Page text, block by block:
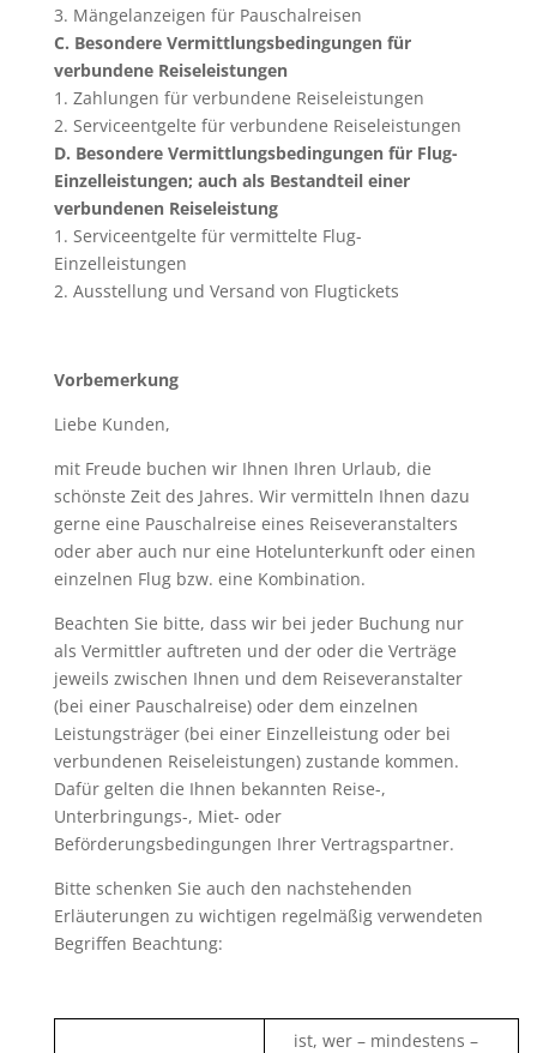
3. Mängelanzeigen für Pauschalreisen
C. Besondere Vermittlungsbedingungen für
verbundene Reiseleistungen
1. Zahlungen für verbundene Reiseleistungen
2. Serviceentgelte für verbundene Reiseleistungen
D. Besondere Vermittlungsbedingungen für Flug-
Einzelleistungen; auch als Bestandteil einer
verbundenen Reiseleistung
1. Serviceentgelte für vermittelte Flug-
Einzelleistungen
2. Ausstellung und Versand von Flugtickets
Vorbemerkung
Liebe Kunden,
mit Freude buchen wir Ihnen Ihren Urlaub, die
schönste Zeit des Jahres. Wir vermitteln Ihnen dazu
gerne eine Pauschalreise eines Reiseveranstalters
oder aber auch nur eine Hotelunterkunft oder einen
einzelnen Flug bzw. eine Kombination.
Beachten Sie bitte, dass wir bei jeder Buchung nur
als Vermittler auftreten und der oder die Verträge
jeweils zwischen Ihnen und dem Reiseveranstalter
(bei einer Pauschalreise) oder dem einzelnen
Leistungsträger (bei einer Einzelleistung oder bei
verbundenen Reiseleistungen) zustande kommen.
Dafür gelten die Ihnen bekannten Reise-,
Unterbringungs-, Miet- oder
Beförderungsbedingungen Ihrer Vertragspartner.
Bitte schenken Sie auch den nachstehenden
Erläuterungen zu wichtigen regelmäßig verwendeten
Begriffen Beachtung:
ist, wer – mindestens –